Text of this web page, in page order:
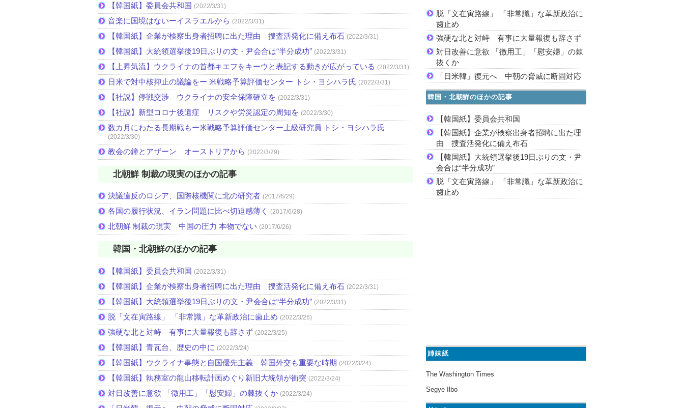
【韓国紙】委員会共和国 (2022/3/31)
音楽に国境はないーイスラエルから (2022/3/31)
【韓国紙】企業が検察出身者招聘に出た理由 捜査活発化に備え布石 (2022/3/31)
【韓国紙】大統領選挙後19日ぶりの文・尹会合は“半分成功” (2022/3/31)
【上昇気流】ウクライナの首都キエフをキーウと表記する動きが広がっている (2022/3/31)
日米で対中核抑止の議論をー 米戦略予算評価センター トシ・ヨシハラ氏 (2022/3/31)
【社説】停戦交渉 ウクライナの安全保障確立を (2022/3/31)
【社説】新型コロナ後遺症 リスクや労災認定の周知を (2022/3/30)
数カ月にわたる長期戦もー米戦略予算評価センター上級研究員 トシ・ヨシハラ氏
(2022/3/30)
教会の鐘とアザーン オーストリアから (2022/3/29)
北朝鮮 制裁の現実のほかの記事
決議違反のロシア、国際核機関に北の研究者 (2017/6/29)
各国の履行状況、イラン問題に比べ切迫感薄く (2017/6/28)
北朝鮮 制裁の現実 中国の圧力 本物でない (2017/6/26)
韓国・北朝鮮のほかの記事
【韓国紙】委員会共和国 (2022/3/31)
【韓国紙】企業が検察出身者招聘に出た理由 捜査活発化に備え布石 (2022/3/31)
【韓国紙】大統領選挙後19日ぶりの文・尹会合は“半分成功” (2022/3/31)
脱「文在寅路線」 「非常識」な革新政治に歯止め (2022/3/26)
強硬な北と対峙 有事に大量報復も辞さず (2022/3/25)
【韓国紙】青瓦台、歴史の中に (2022/3/24)
【韓国紙】ウクライナ事態と自国優先主義 韓国外交も重要な時期 (2022/3/24)
【韓国紙】執務室の龍山移転計画めぐり新旧大統領が衝突 (2022/3/24)
対日改善に意欲 「徴用工」「慰安婦」の棘抜くか (2022/3/24)
脱「文在寅路線」 「非常識」な革新政治に
歯止め
強硬な北と対峙 有事に大量報復も辞さず
対日改善に意欲 「徴用工」「慰安婦」の棘
抜くか
「日米韓」復元へ 中朝の脅威に断固対応
韓国・北朝鮮のほかの記事
【韓国紙】委員会共和国
【韓国紙】企業が検察出身者招聘に出た理
由 捜査活発化に備え布石
【韓国紙】大統領選挙後19日ぶりの文・尹
会合は“半分成功”
脱「文在寅路線」 「非常識」な革新政治に
歯止め
姉妹紙
The Washington Times
Segye Ilbo